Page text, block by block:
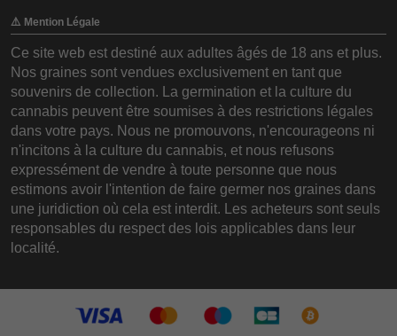
⚠️ Mention Légale
Ce site web est destiné aux adultes âgés de 18 ans et plus.
Nos graines sont vendues exclusivement en tant que
souvenirs de collection. La germination et la culture du
cannabis peuvent être soumises à des restrictions légales
dans votre pays. Nous ne promouvons, n'encourageons ni
n'incitons à la culture du cannabis, et nous refusons
expressément de vendre à toute personne que nous
estimons avoir l'intention de faire germer nos graines dans
une juridiction où cela est interdit. Les acheteurs sont seuls
responsables du respect des lois applicables dans leur
localité.